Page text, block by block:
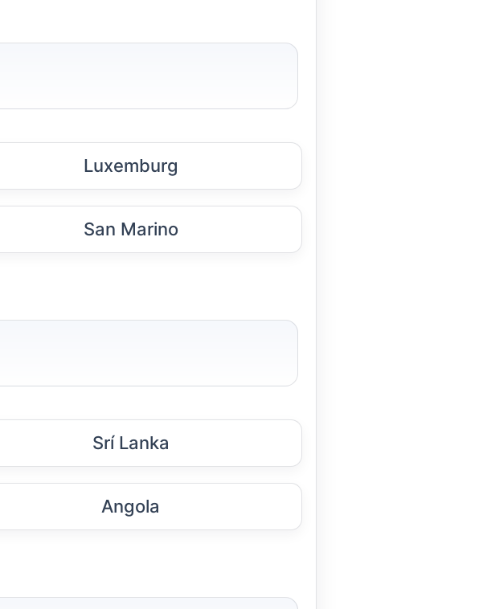
Luxemburg
San Marino
Srí Lanka
Angola